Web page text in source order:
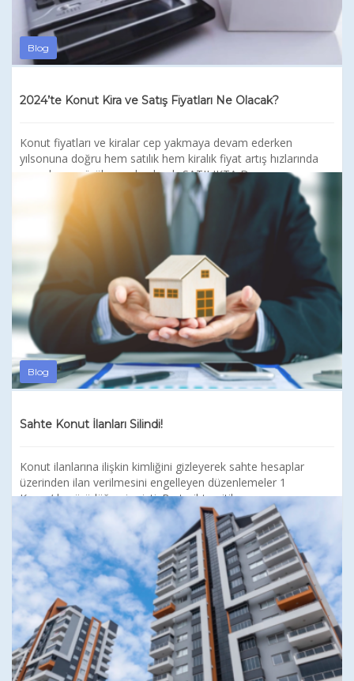
Blog
2024’te Konut Kira ve Satış Fiyatları Ne Olacak?
Konut fiyatları ve kiralar cep yakmaya devam ederken
yılsonuna doğru hem satılık hem kiralık fiyat artış hızlarında
yavaşlama görülmeye başlandı. SATILIKTA D...
Blog
Sahte Konut İlanları Silindi!
Konut ilanlarına ilişkin kimliğini gizleyerek sahte hesaplar
üzerinden ilan verilmesini engelleyen düzenlemeler 1
Kasım’da yürürlüğe girmişti. Bu tarihten itiba...